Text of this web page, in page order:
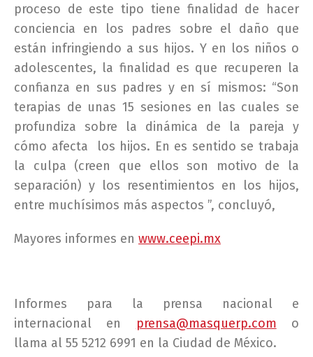
proceso de este tipo tiene finalidad de hacer
conciencia en los padres sobre el daño que
están infringiendo a sus hijos. Y en los niños o
adolescentes, la finalidad es que recuperen la
confianza en sus padres y en sí mismos: “Son
terapias de unas 15 sesiones en las cuales se
profundiza sobre la dinámica de la pareja y
cómo afecta los hijos. En es sentido se trabaja
la culpa (creen que ellos son motivo de la
separación) y los resentimientos en los hijos,
entre muchísimos más aspectos ”, concluyó,
Mayores informes en www.ceepi.mx
Informes para la prensa nacional e
internacional en
prensa@masquerp.com o
llama al 55 5212 6991 en la Ciudad de México.